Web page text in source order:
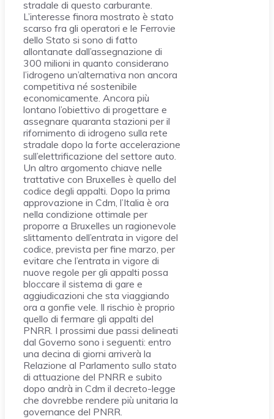
stradale di questo carburante.
L’interesse finora mostrato è stato
scarso fra gli operatori e le Ferrovie
dello Stato si sono di fatto
allontanate dall’assegnazione di
300 milioni in quanto considerano
l’idrogeno un’alternativa non ancora
competitiva né sostenibile
economicamente. Ancora più
lontano l’obiettivo di progettare e
assegnare quaranta stazioni per il
rifornimento di idrogeno sulla rete
stradale dopo la forte accelerazione
sull’elettrificazione del settore auto.
Un altro argomento chiave nelle
trattative con Bruxelles è quello del
codice degli appalti. Dopo la prima
approvazione in Cdm, l’Italia è ora
nella condizione ottimale per
proporre a Bruxelles un ragionevole
slittamento dell’entrata in vigore del
codice, prevista per fine marzo, per
evitare che l’entrata in vigore di
nuove regole per gli appalti possa
bloccare il sistema di gare e
aggiudicazioni che sta viaggiando
ora a gonfie vele. Il rischio è proprio
quello di fermare gli appalti del
PNRR. I prossimi due passi delineati
dal Governo sono i seguenti: entro
una decina di giorni arriverà la
Relazione al Parlamento sullo stato
di attuazione del PNRR e subito
dopo andrà in Cdm il decreto-legge
che dovrebbe rendere più unitaria la
governance del PNRR.